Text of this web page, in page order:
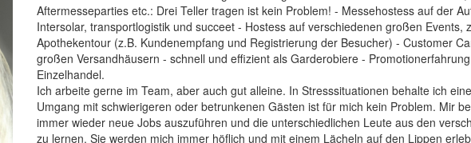
Aftermesseparties etc.: Drei Teller tragen ist kein Problem! - Messehostess auf der
Intersolar, transportlogistik und succeet - Hostess auf verschiedenen großen Events,
Apothekentour (z.B. Kundenempfang und Registrierung der Besucher) - Customer
großen Versandhäusern - schnell und effizient als Garderobiere -
Einzelhandel.
Ich arbeite gerne im Team, aber auch gut alleine. In Stresssituationen behalte ich
Umgang mit schwierigeren oder betrunkenen Gästen ist für mich kein Problem. Mir
immer wieder neue Jobs auszuführen und die unterschiedlichen Leute aus den
zu lernen. Sie werden mich immer höflich und mit einem Lächeln auf den Lippen